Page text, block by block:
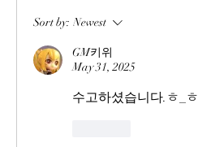
Sort by: Newest
GM키위
May 31, 2025
수고하셨습니다.ㅎ_ㅎ